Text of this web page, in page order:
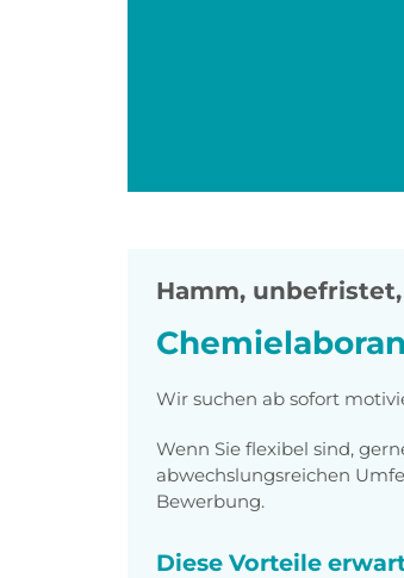
Hamm,
Wir suchen ab sofort
Wenn Sie flexibel sind,
abwechslungsreichen
Bewerbung.
Diese Vorteile